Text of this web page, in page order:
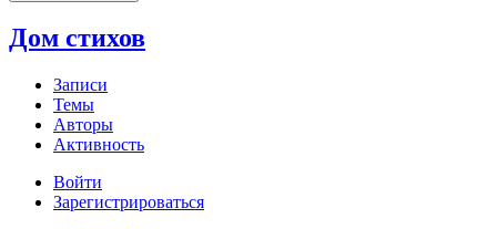
Дом стихов
Записи
Темы
Авторы
Активность
Войти
Зарегистрироваться